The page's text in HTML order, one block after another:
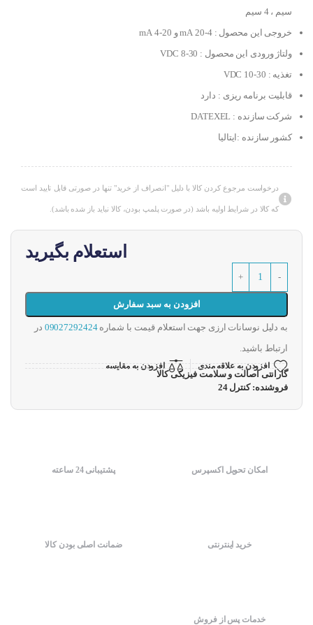
سیم ، 4 سیم
خروجی این محصول : 4-20 mA و 20-4 mA
ولتاژ ورودی این محصول : 30-8 VDC
تغذیه : 30-10 VDC
قابلیت برنامه ریزی : دارد
شرکت سازنده : DATEXEL
کشور سازنده :ایتالیا
درخواست مرجوع کردن کالا با دلیل "انصراف از خرید" تنها در صورتی قابل تایید است
که کالا در شرایط اولیه باشد (در صورت پلمپ بودن، کالا نباید باز شده باشد).
استعلام بگیرید
افزودن به سبد سفارش
به دلیل نوسانات ارزی جهت استعلام قیمت با شماره09027292424 در
ارتباط باشید.
افزودن به علاقه مندی افزودن به مقایسه
گارانتی اصالت و سلامت فیزیکی کالا
فروشنده: کنترل 24
امکان تحویل اکسپرس پشتیبانی 24 ساعته
خرید اینترنتی ضمانت اصلی بودن کالا
خدمات پس از فروش